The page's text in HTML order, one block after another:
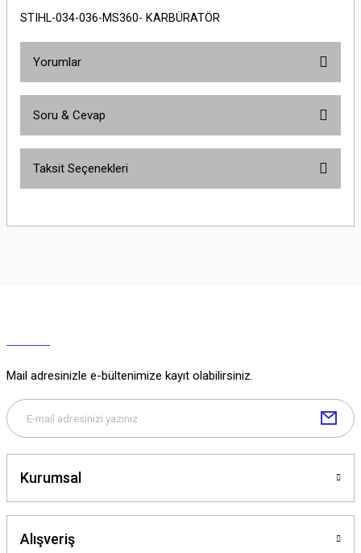
STIHL-034-036-MS360- KARBÜRATÖR
Yorumlar
Soru & Cevap
Soru Sor
Taksit Seçenekleri
Mail adresinizle e-bültenimize kayıt olabilirsiniz.
Kurumsal
Alışveriş